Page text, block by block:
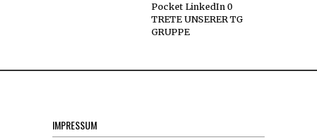
Pocket LinkedIn 0
TRETE UNSERER TG
GRUPPE
IMPRESSUM